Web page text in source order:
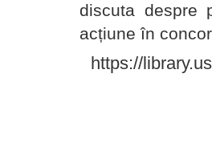
discuta despre
acțiune în
https://